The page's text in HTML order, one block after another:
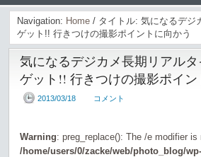
Navigation: Home / タイトル: 気になるデジ
ゲット!! 行きつけの撮影ポイントに向かう
気になるデジカメ長期リアル
ゲット!! 行きつけの撮影ポイン
2013/03/18 コメント
Warning: preg_replace(): The /e modifier
/home/users/0/zacke/web/photo_blog/